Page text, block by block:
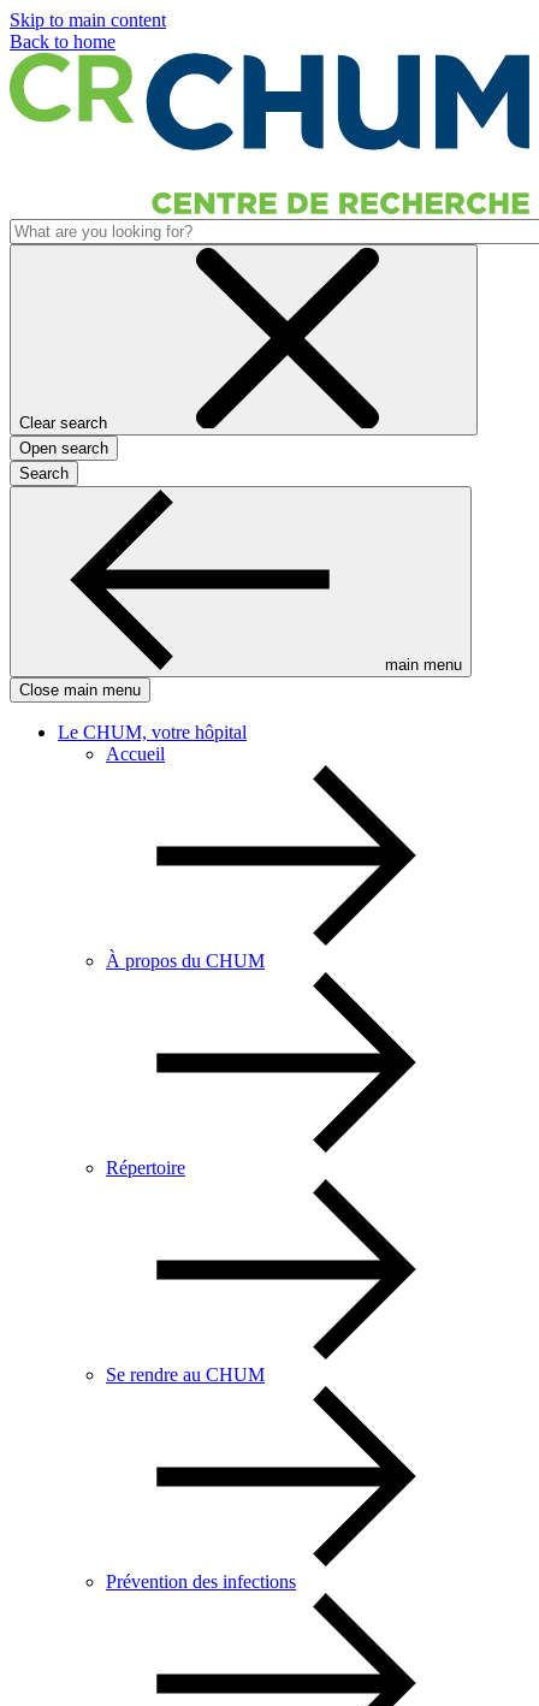
Skip to main content
Back to home
Clear search
Open search
Search
main menu
Close main menu
Le CHUM, votre hôpital
Accueil
À propos du CHUM
Répertoire
Se rendre au CHUM
Prévention des infections